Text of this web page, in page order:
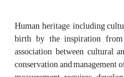
Human heritage, including
birth by the inspiration
association between cultural
conservation and management